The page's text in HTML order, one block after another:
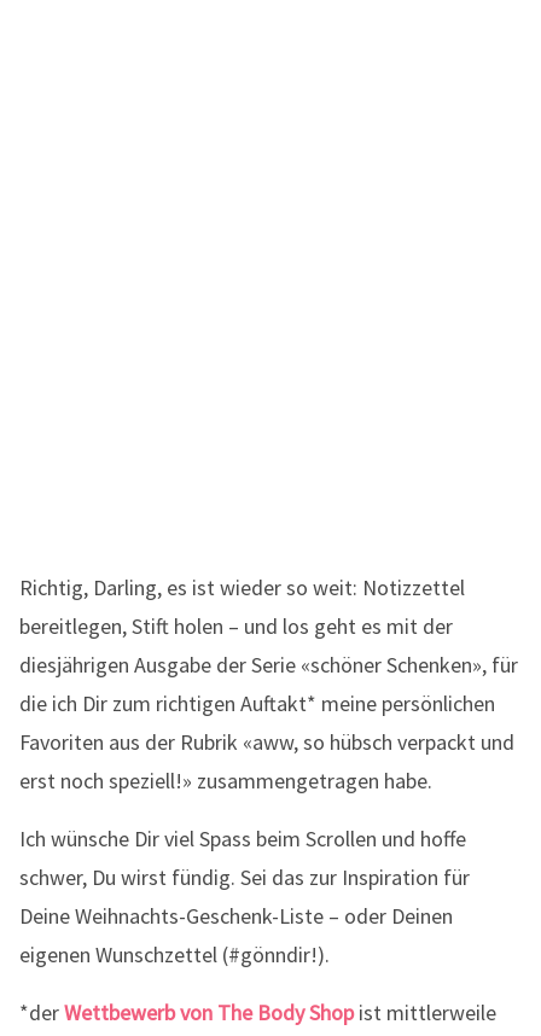
Richtig, Darling, es ist wieder so weit: Notizzettel
bereitlegen, Stift holen – und los geht es mit der
diesjährigen Ausgabe der Serie «schöner Schenken», für
die ich Dir zum richtigen Auftakt* meine persönlichen
Favoriten aus der Rubrik «aww, so hübsch verpackt und
erst noch speziell!» zusammengetragen habe.
Ich wünsche Dir viel Spass beim Scrollen und hoffe
schwer, Du wirst fündig. Sei das zur Inspiration für
Deine Weihnachts-Geschenk-Liste – oder Deinen
eigenen Wunschzettel (#gönndir!).
*derWettbewerb von The Body Shopist mittlerweile